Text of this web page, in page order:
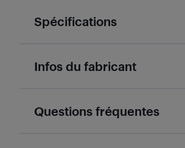
Spécifications
Infos du fabricant
Questions fréquentes